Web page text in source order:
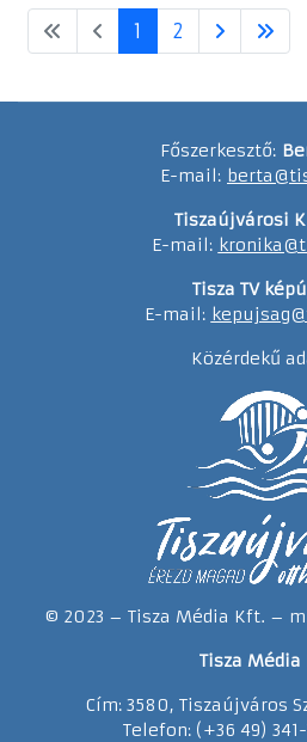
1 2
Főszerkesztő:
E-mail:
Tiszaújvárosi
E-mail:
Tisza TV
E-mail:
Közérdekű
© 2023 – Tisza Média Kft. –
Tisza Média
Cím: 3580, Tiszaújváros
Telefon: (+36 49)